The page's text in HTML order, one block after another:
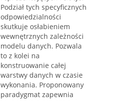
Podział tych specyficznych
odpowiedzialności
skutkuje osłabieniem
wewnętrznych zależności
modelu danych. Pozwala
to z kolei na
konstruowanie całej
warstwy danych w czasie
wykonania. Proponowany
paradygmat zapewnia